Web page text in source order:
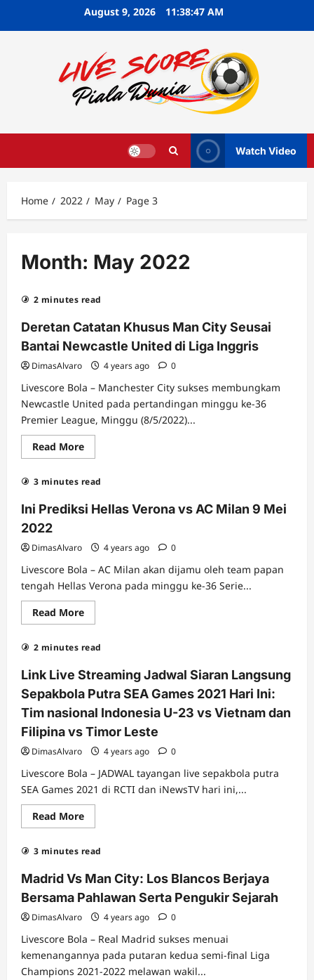
August 9, 2026 11:38:48 AM
Watch Video
Home 2022 May Page 3
Month: May 2022
2 minutes read
Deretan Catatan Khusus Man City Seusai
Bantai Newcastle United di Liga Inggris
DimasAlvaro 4 years ago 0
Livescore Bola – Manchester City sukses membungkam
Newcastle United pada pertandingan minggu ke-36
Premier League, Minggu (8/5/2022)...
Read MoreRead
more
Deretan
Catatan
Man
City
Newcastle
United
Liga
Inggris
3 minutes read
Ini Prediksi Hellas Verona vs AC Milan 9 Mei
2022
DimasAlvaro 4 years ago 0
Livescore Bola – AC Milan akan dijamu oleh team papan
tengah Hellas Verona pada minggu ke-36 Serie...
Read MoreRead
more
Prediksi
Verona
vs
AC
Milan
9
Mei
2022
2 minutes read
Link Live Streaming Jadwal Siaran Langsung
Sepakbola Putra SEA Games 2021 Hari Ini:
Tim nasional Indonesia U-23 vs Vietnam dan
Filipina vs Timor Leste
DimasAlvaro 4 years ago 0
Livescore Bola – JADWAL tayangan live sepakbola putra
SEA Games 2021 di RCTI dan iNewsTV hari ini,...
Read MoreRead
more
Link
Live
Jadwal
Siaran
Langsung
Sepakbola
Putra
SEA
Games
2021
Hari
Ini:
Tim
3 minutes read
Madrid Vs Man City: Los Blancos Berjaya
Bersama Pahlawan Serta Pengukir Sejarah
DimasAlvaro 4 years ago 0
Livescore Bola – Real Madrid sukses menuai
kemenangannya pada putaran kedua semi-final Liga
Champions 2021-2022 melawan wakil...